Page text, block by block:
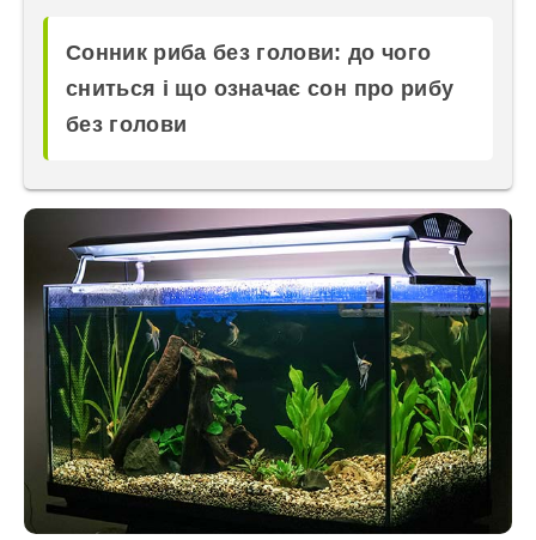
Сонник риба без голови: до чого
сниться і що означає сон про рибу
без голови